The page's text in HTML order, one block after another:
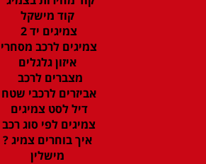
קוד מישקל
צמיגים יד 2
צמיגים לרכב מסחרי
איזון גלגלים
מצברים לרכב
אביזרים לרכבי שטח
דיל לסט צמיגים
צמיגים לפי סוג רכב
איך בוחרים צמיג ?
מישלין